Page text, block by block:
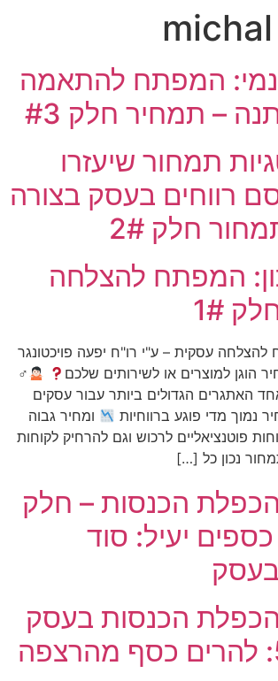
michal
המפתח להתאמה
– תמחיר חלק #3
תמחור שיעזרו
רווחים בעסק בצורה
חלק 2#
המפתח להצלחה
1#
להצלחה עסקית – ע"י רו"ח יפעה פויכטונגר
הוגן למוצרים או לשירותים שלכם
‍♂
האתגרים הגדולים ביותר עבור עסקים
נמוך מדי פוגע ברווחיות
ומחיר גבוה
פוטנציאליים לרכוש וגם להרחיק לקוחות
נכון כל […]
הכנסות – חלק
כספים יעיל: סוד
הכנסות בעסק